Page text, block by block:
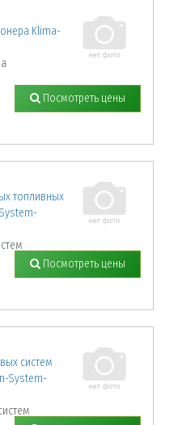
Klima-
Посмотреть цены
топливных
Посмотреть цены
систем
System-